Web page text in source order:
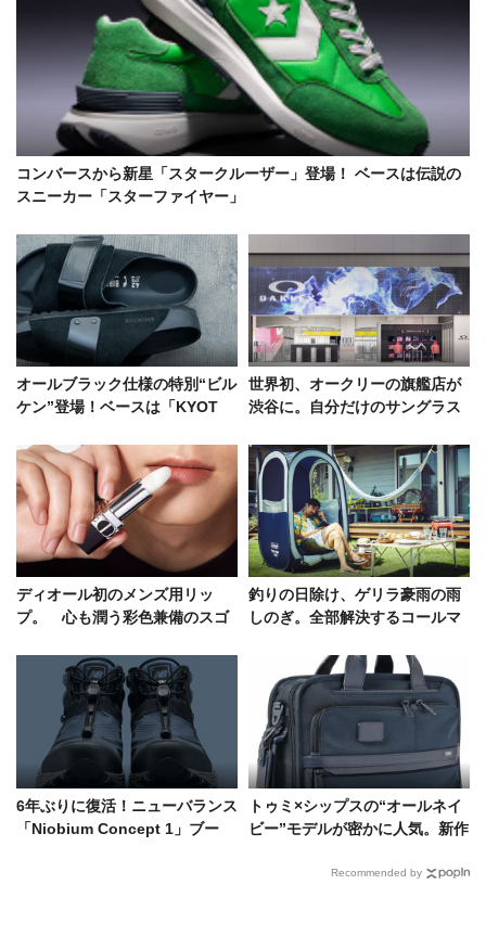
コンバースから新星「スタークルーザー」登場！ ベースは伝説の
スニーカー「スターファイヤー」
オールブラック仕様の特別“ビル
ケン”登場！ベースは「KYOT
感
世界初、オークリーの旗艦店が
渋谷に。自分だけのサングラス
ディオール初のメンズ用リッ
プ。 心も潤う彩色兼備のスゴ
釣りの日除け、ゲリラ豪雨の雨
しのぎ。全部解決するコールマ
6年ぶりに復活！ニューバランス
「Niobium Concept 1」ブー
トゥミ×シップスの“オールネイ
ビー”モデルが密かに人気。新作
Recommended by